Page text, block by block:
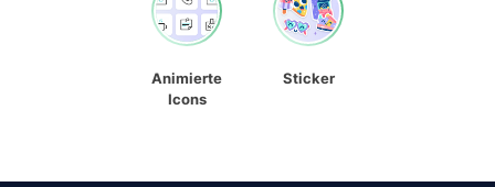
Animierte
Icons
Sticker